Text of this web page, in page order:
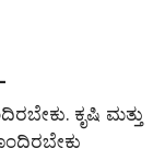
ಕೃಷಿ ಮತ್ತು